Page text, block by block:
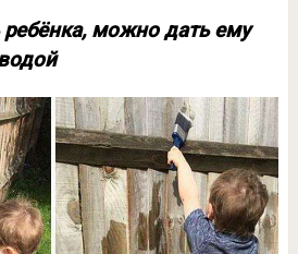
можно дать ему